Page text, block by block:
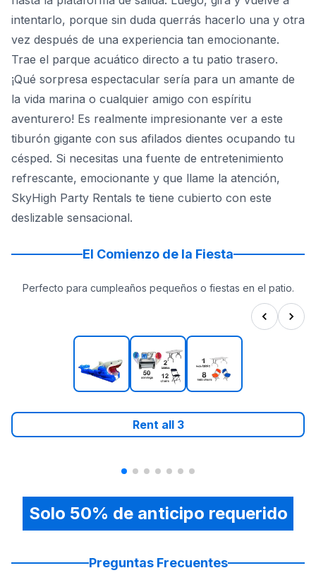
intentarlo, porque sin duda querrás hacerlo una y otra
vez después de una experiencia tan emocionante.
Trae el parque acuático directo a tu patio trasero.
¡Qué sorpresa espectacular sería para un amante de
la vida marina o cualquier amigo con espíritu
aventurero! Es realmente impresionante ver a este
tiburón gigante con sus afilados dientes ocupando tu
césped. Si necesitas una fuente de entretenimiento
refrescante, emocionante y que llame la atención,
SkyHigh Party Rentals te tiene cubierto con este
deslizable sensacional.
El Comienzo de la Fiesta
Perfecto para cumpleaños pequeños o fiestas en el patio.
Rent all 3
Solo 50% de anticipo requerido
Preguntas Frecuentes